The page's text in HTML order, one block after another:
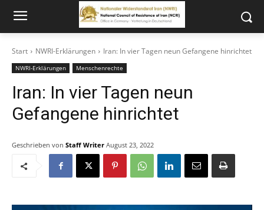
Start NWRI-Erklärungen Iran: In vier Tagen neun Gefangene hinrichtet
NWRI-Erklärungen Menschenrechte
Iran: In vier Tagen neun
Gefangene hinrichtet
Geschrieben von Staff Writer August 23, 2022